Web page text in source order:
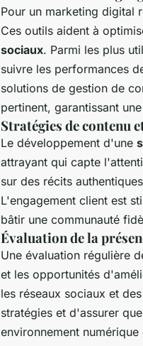
Pour un marketing digital
Ces outils aident à
sociaux. Parmi les plus
suivre les performances
solutions de gestion de
pertinent, garantissant
Stratégies de contenu
Le développement d'une
attrayant qui capte
sur des récits
L'engagement client est
bâtir une communauté
Évaluation de la
Une évaluation régulière
et les opportunités
les réseaux sociaux et
stratégies et d'assurer
environnement